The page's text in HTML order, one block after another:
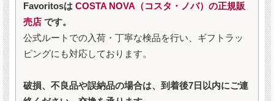
Favoritosは COSTA NOVA（コスタ・ノバ）の正規販
売店 です。
公式ルートでの入荷・丁寧な検品を行い、ギフトラッ
ピングにも対応しております。
破損、不良品や誤納品の場合は、到着後7日以内にご連